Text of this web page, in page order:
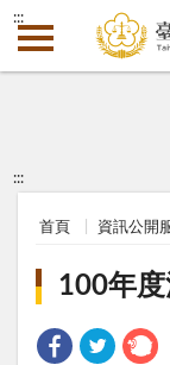
:::
:::
首頁 資訊公開
100年